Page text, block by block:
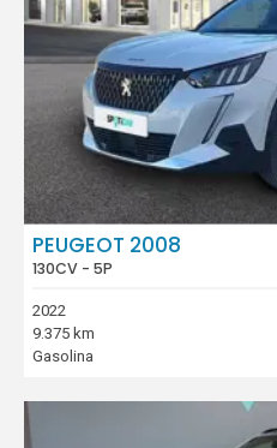
PEUGEOT 2008
130CV - 5P
2022
9.375 km
Gasolina